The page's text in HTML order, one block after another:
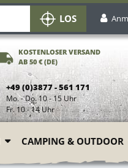
LOS
KOSTENLOSER VERSAND
AB 50 € (DE)
+49 (0)3877 - 561 171
Mo. - Do. 10 - 15 Uhr
Fr. 10 - 14 Uhr
CAMPING & OUTDOOR